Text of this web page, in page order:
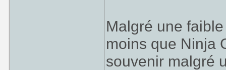
Malgré une
moins que Ninja
souvenir malgré